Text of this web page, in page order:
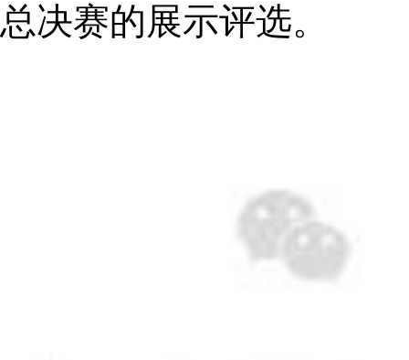
总决赛的展示评选。